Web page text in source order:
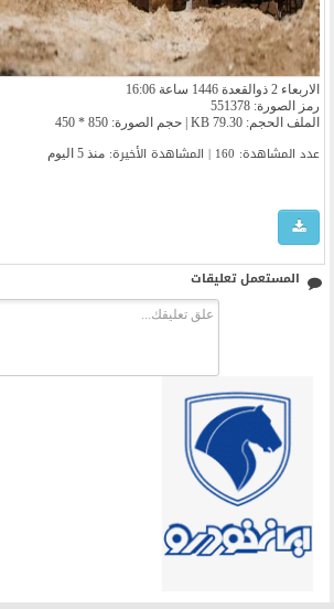
الاربعاء 2 ذوالقعدة 1446 ساعة 16:06
رمز الصورة: 551378
الملف الحجم: 79.30 KB | حجم الصورة: 850 * 450
عدد المشاهدة: 160 | المشاهدة الأخیرة: منذ 5 اليوم
المستعمل تعليقات